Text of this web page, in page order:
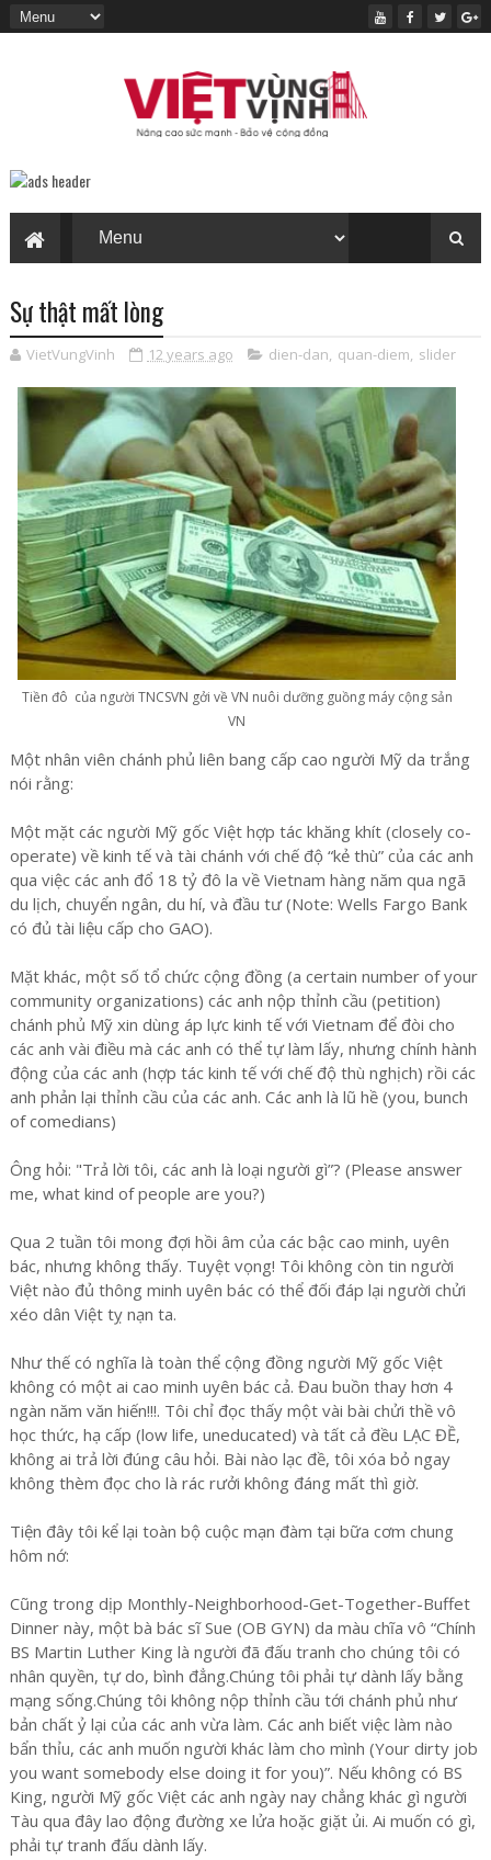
Sự thật mất lòng
VietVungVinh 12 years ago dien-dan, quan-diem, slider
Tiền đô của người TNCSVN gởi về VN nuôi dưỡng guồng máy cộng sản
VN
Một nhân viên chánh phủ liên bang cấp cao người Mỹ da trắng
nói rằng:
Một mặt các người Mỹ gốc Việt hợp tác khăng khít (closely co-
operate) về kinh tế và tài chánh với chế độ “kẻ thù” của các anh
qua việc các anh đổ 18 tỷ đô la về Vietnam hàng năm qua ngã
du lịch, chuyển ngân, du hí, và đầu tư (Note: Wells Fargo Bank
có đủ tài liệu cấp cho GAO).
Mặt khác, một số tổ chức cộng đồng (a certain number of your
community organizations) các anh nộp thỉnh cầu (petition)
chánh phủ Mỹ xin dùng áp lực kinh tế với Vietnam để đòi cho
các anh vài điều mà các anh có thể tự làm lấy, nhưng chính hành
động của các anh (hợp tác kinh tế với chế độ thù nghịch) rồi các
anh phản lại thỉnh cầu của các anh. Các anh là lũ hề (you, bunch
of comedians)
Ông hỏi: "Trả lời tôi, các anh là loại người gì”? (Please answer
me, what kind of people are you?)
Qua 2 tuần tôi mong đợi hồi âm của các bậc cao minh, uyên
bác, nhưng không thấy. Tuyệt vọng! Tôi không còn tin người
Việt nào đủ thông minh uyên bác có thể đối đáp lại người chửi
xéo dân Việt tỵ nạn ta.
Như thế có nghĩa là toàn thể cộng đồng người Mỹ gốc Việt
không có một ai cao minh uyên bác cả. Đau buồn thay hơn 4
ngàn năm văn hiến!!!. Tôi chỉ đọc thấy một vài bài chửi thề vô
học thức, hạ cấp (low life, uneducated) và tất cả đều LẠC ĐỀ,
không ai trả lời đúng câu hỏi. Bài nào lạc đề, tôi xóa bỏ ngay
không thèm đọc cho là rác rưởi không đáng mất thì giờ.
Tiện đây tôi kể lại toàn bộ cuộc mạn đàm tại bữa cơm chung
hôm nớ:
Cũng trong dịp Monthly-Neighborhood-Get-Together-Buffet
Dinner này, một bà bác sĩ Sue (OB GYN) da màu chĩa vô “Chính
BS Martin Luther King là người đã đấu tranh cho chúng tôi có
nhân quyền, tự do, bình đẳng.Chúng tôi phải tự dành lấy bằng
mạng sống.Chúng tôi không nộp thỉnh cầu tới chánh phủ như
bản chất ỷ lại của các anh vừa làm. Các anh biết việc làm nào
bẩn thỉu, các anh muốn người khác làm cho mình (Your dirty job
you want somebody else doing it for you)”. Nếu không có BS
King, người Mỹ gốc Việt các anh ngày nay chẳng khác gì người
Tàu qua đây lao động đường xe lửa hoặc giặt ủi. Ai muốn có gì,
phải tự tranh đấu dành lấy.